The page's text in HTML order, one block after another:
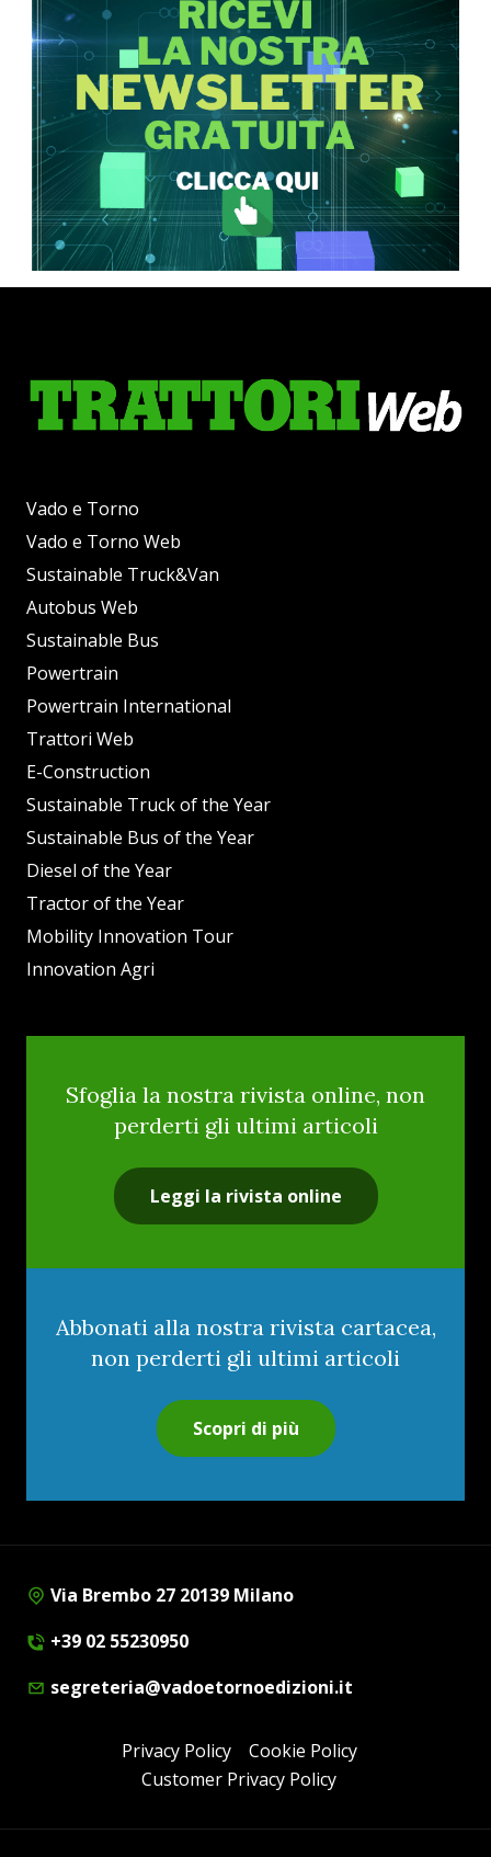
Vado e Torno
Vado e Torno Web
Sustainable Truck&Van
Autobus Web
Sustainable Bus
Powertrain
Powertrain International
Trattori Web
E-Construction
Sustainable Truck of the Year
Sustainable Bus of the Year
Diesel of the Year
Tractor of the Year
Mobility Innovation Tour
Innovation Agri
Sfoglia la nostra rivista online, non
perderti gli ultimi articoli
Leggi la rivista online
Abbonati alla nostra rivista cartacea,
non perderti gli ultimi articoli
Scopri di più
Via Brembo 27 20139 Milano
+39 02 55230950
segreteria@vadoetornoedizioni.it
Privacy Policy
Cookie Policy
Customer Privacy Policy